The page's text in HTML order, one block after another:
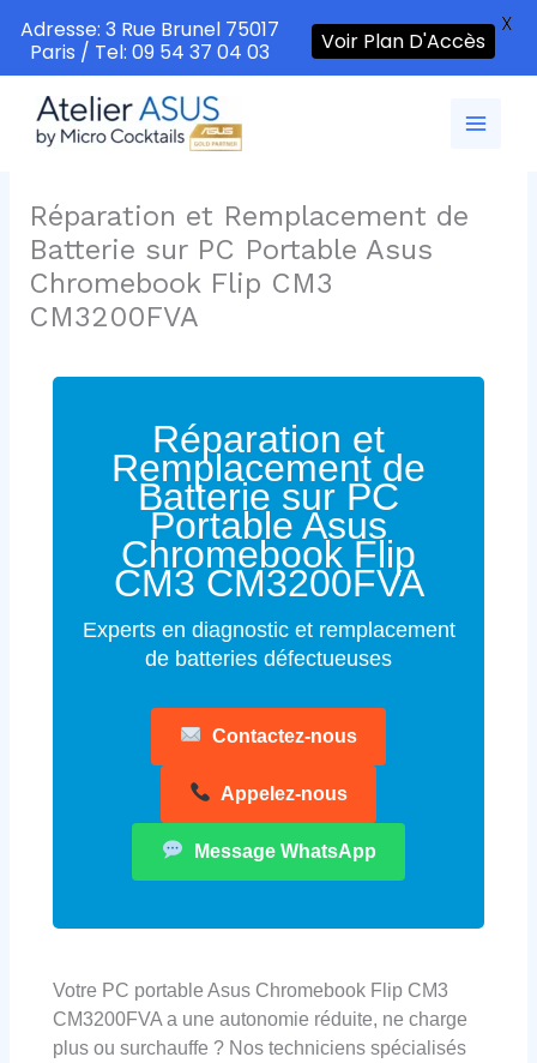
contenu
Réparation et Remplacement de
Batterie sur PC Portable Asus
Chromebook Flip CM3
CM3200FVA
Réparation et
Remplacement de
Batterie sur PC
Portable Asus
Chromebook Flip
CM3 CM3200FVA
Experts en diagnostic et remplacement
de batteries défectueuses
Contactez-nous
Appelez-nous
Message WhatsApp
Votre PC portable Asus Chromebook Flip CM3
CM3200FVA a une autonomie réduite, ne charge
plus ou surchauffe ? Nos techniciens spécialisés
Adresse: 3 Rue Brunel 75017
Paris / Tel: 09 54 37 04 03
Voir Plan D'Accès
X